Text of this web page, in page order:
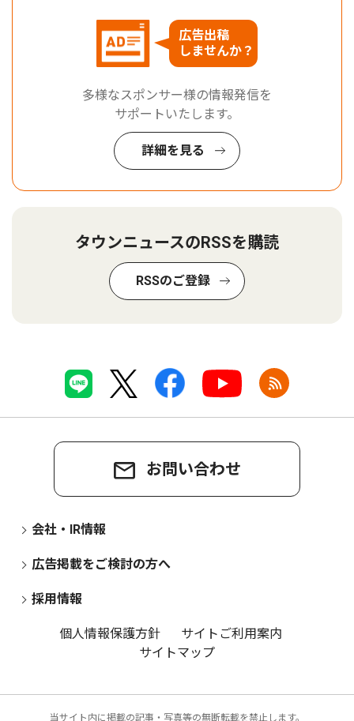
広告出稿
しませんか？
多様なスポンサー様の情報発信を
サポートいたします。
詳細を見る
タウンニュースのRSSを購読
RSSのご登録
お問い合わせ
会社・IR情報
広告掲載をご検討の方へ
採用情報
個人情報保護方針
サイトご利用案内
サイトマップ
当サイト内に掲載の記事・写真等の無断転載を禁止します。